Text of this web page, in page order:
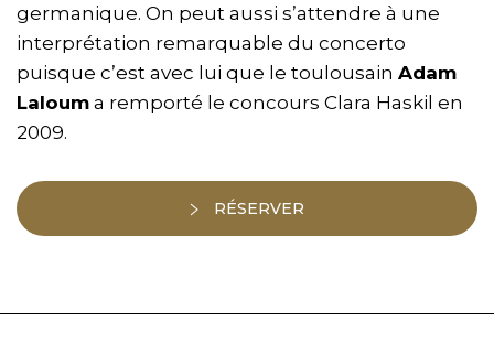
germanique. On peut aussi s’attendre à une
interprétation remarquable du concerto
puisque c’est avec lui que le toulousain Adam
Laloum a remporté le concours Clara Haskil en
2009.
RÉSERVER